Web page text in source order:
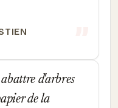
d'arbres
de la